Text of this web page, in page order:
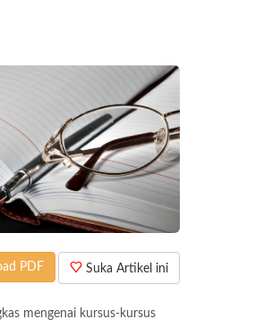
Suka Artikel ini
PDF
mengenai kursus-kursus